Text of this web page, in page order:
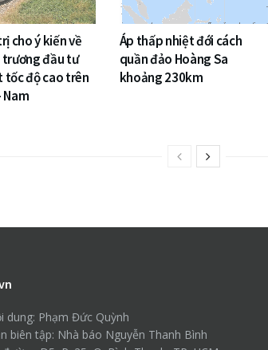
cho ý kiến về
trương đầu tư
tốc độ cao trên
Nam
Áp thấp nhiệt đới cách
quần đảo Hoàng Sa
khoảng 230km
dung: Phạm Đức Quỳnh
biên tập: Nhà báo Nguyễn Thanh Bình